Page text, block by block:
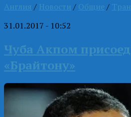
Англия / Новости / Общие /
31.01.2017 - 10:52
Чуба Акпом
«Брайтону»